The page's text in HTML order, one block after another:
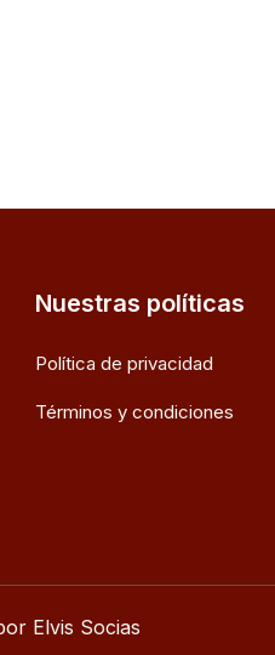
Nuestras políticas
Política de privacidad
Términos y condiciones
Elvis Socias